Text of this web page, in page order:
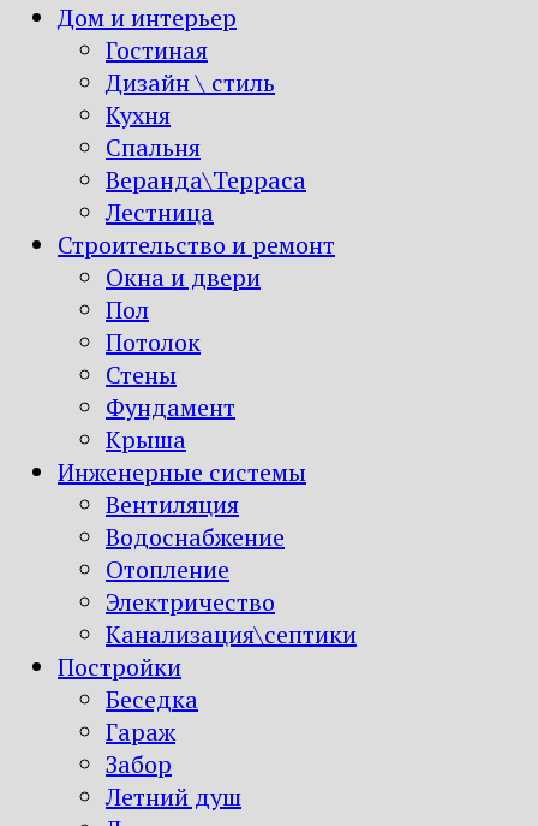
Дом и интерьер
Гостиная
Дизайн \ стиль
Кухня
Спальня
Веранда\Терраса
Лестница
Строительство и ремонт
Окна и двери
Пол
Потолок
Стены
Фундамент
Крыша
Инженерные системы
Вентиляция
Водоснабжение
Отопление
Электричество
Канализация\септики
Постройки
Беседка
Гараж
Забор
Летний душ